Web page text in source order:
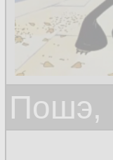
Пошэ,